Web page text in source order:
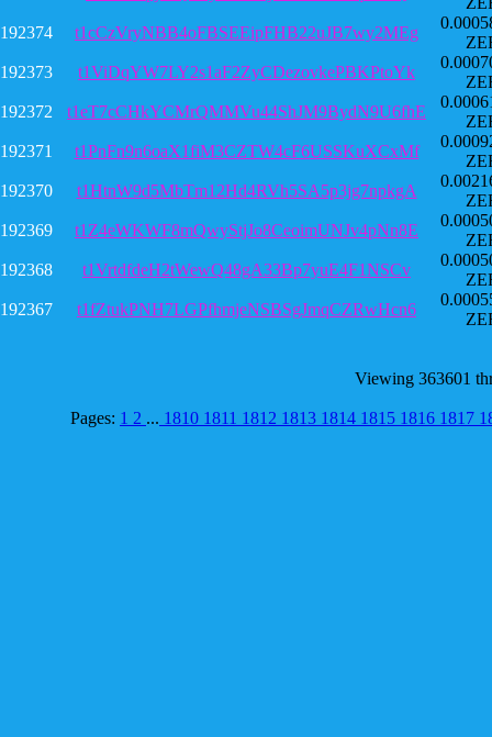
192374
t1cCzVryNBB4oFBSEEipFHB22uJB7wy2MEg
192373
t1ViDqYW7LY2s1aF2ZyCDezovkePBKPtoYk
192372
t1eT7cCHkYCMrQMMVu44ShJM9BydN9U6fhE
192371
t1PnFn9n6oaX1fiM3CZTW4cF6USSKuXCxMf
192370
t1HtnW9d5MbTm12Hd4RVh5SA5p3jg7npkgA
192369
t1Z4eWKWF8mQwyStjJo8CeoimUNJv4pNn8E
192368
t1VrtdfdeH2tWewQ48gA33Bp7yuE4F1NSCv
192367
t1fZtukPNH7LGPfhmjeNSBSgJmqCZRwHcn6
Viewing 363601
Pages: 1 2 ... 1810 1811 1812 1813 1814 1815 1816 1817